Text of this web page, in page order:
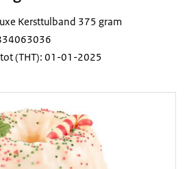
Kersttulband 375 gram
(THT): 01-01-2025
van DekaMarkt